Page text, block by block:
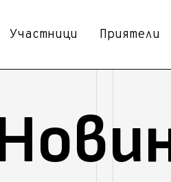
Участници Приятели